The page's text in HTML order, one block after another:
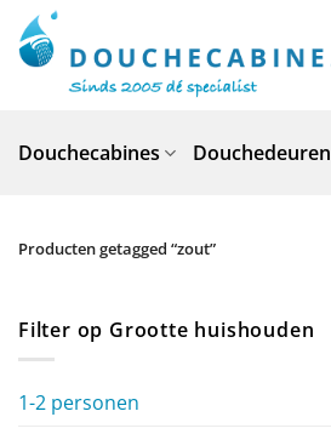
naar
inhoud
Douchecabines Douchedeuren
Producten getagged “zout”
Filter op Grootte huishouden
1-2 personen